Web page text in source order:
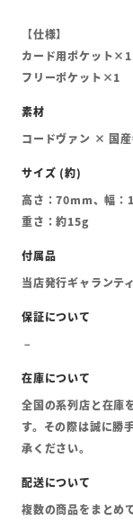
【仕様】
カード用ポケット×1
フリーポケット×1
コードヴァン × 国
高さ：70mm、幅
重さ：約15g
当店発行ギャランテ
全国の系列店と在庫
す。その際は誠に勝
承ください。
複数の商品をまとめ